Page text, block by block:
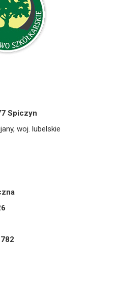
Spiczyn
woj. lubelskie